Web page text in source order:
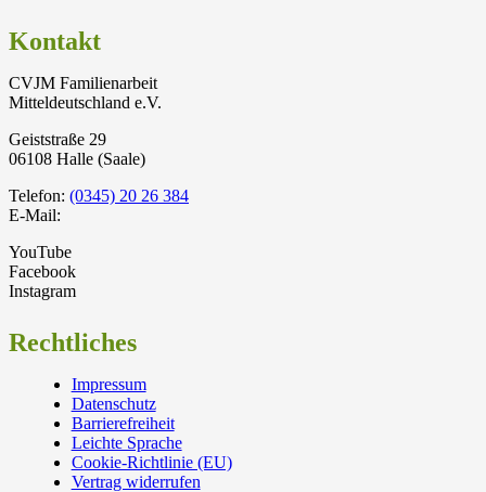
Kontakt
CVJM Familienarbeit
Mitteldeutschland e.V.
Geiststraße 29
06108 Halle (Saale)
Telefon: (0345) 20 26 384
E-Mail:
YouTube
Facebook
Instagram
Rechtliches
Impressum
Datenschutz
Barrierefreiheit
Leichte Sprache
Cookie-Richtlinie (EU)
Vertrag widerrufen